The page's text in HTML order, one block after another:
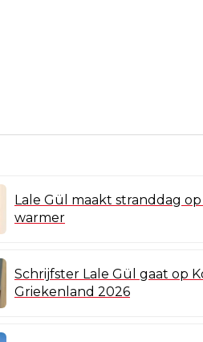
Lale Gül maakt stranddag
warmer
Schrijfster Lale Gül gaat op
Griekenland 2026